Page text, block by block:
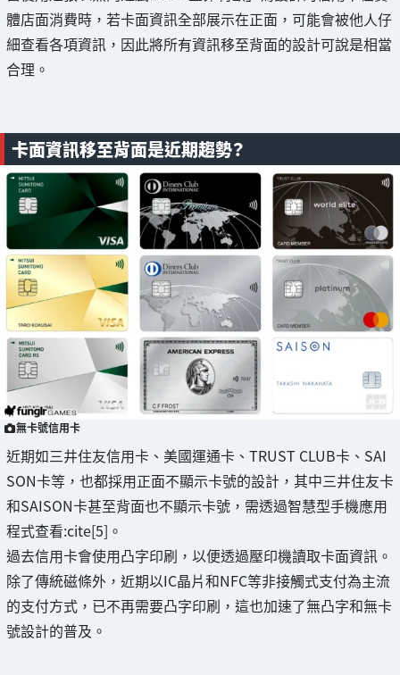
體店面消費時，若卡面資訊全部展示在正面，可能會被他人仔
細查看各項資訊，因此將所有資訊移至背面的設計可說是相當
合理。
卡面資訊移至背面是近期趨勢？
無卡號信用卡
近期如三井住友信用卡、美國運通卡、TRUST CLUB卡、SAI
SON卡等，也都採用正面不顯示卡號的設計，其中三井住友卡
和SAISON卡甚至背面也不顯示卡號，需透過智慧型手機應用
程式查看:cite[5]。
過去信用卡會使用凸字印刷，以便透過壓印機讀取卡面資訊。
除了傳統磁條外，近期以IC晶片和NFC等非接觸式支付為主流
的支付方式，已不再需要凸字印刷，這也加速了無凸字和無卡
號設計的普及。